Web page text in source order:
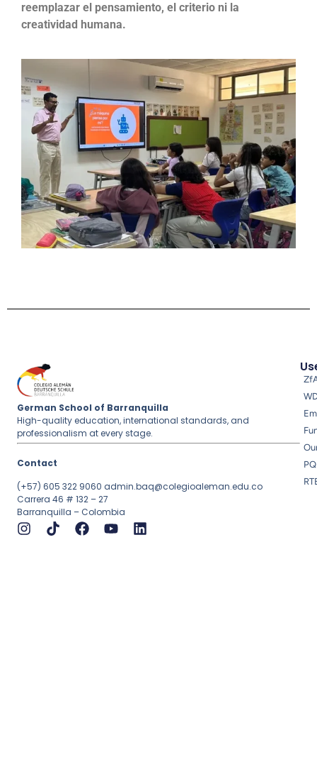
reemplazar el pensamiento, el criterio ni la
creatividad humana.
German School of Barranquilla
High-quality education, international standards, and
professionalism at every stage.
Contact
(+57) 605 322 9060 admin.baq@colegioaleman.edu.co
Carrera 46 # 132 – 27
Barranquilla – Colombia